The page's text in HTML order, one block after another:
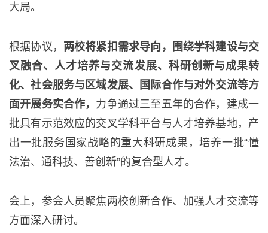
大局。
根据协议， 两校将紧扣需求导向，围绕学科建设与交
叉融合、人才培养与交流发展、科研创新与成果转
化、社会服务与区域发展、国际合作与对外交流等方
面开展务实合作， 力争通过三至五年的合作，建成一
批具有示范效应的交叉学科平台与人才培养基地，产
出一批服务国家战略的重大科研成果，培养一批“懂
法治、通科技、善创新”的复合型人才。
会上，参会人员聚焦两校创新合作、加强人才交流等
方面深入研讨。